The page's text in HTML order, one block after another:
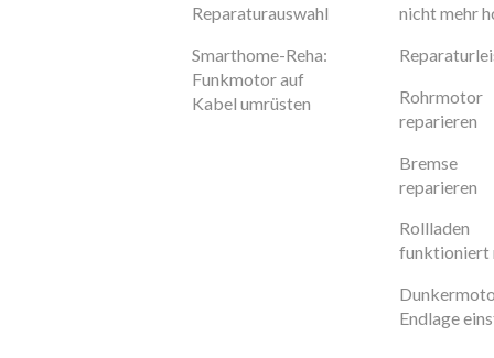
Reparaturauswahl
Smarthome-Reha:
Funkmotor auf
Kabel umrüsten
nicht mehr
Rohrmotor
reparieren
Bremse
reparieren
Rollladen
funktioniert
Endlage